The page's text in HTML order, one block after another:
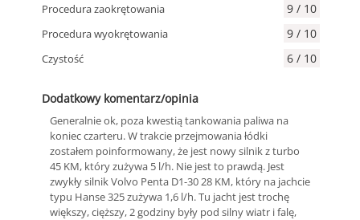
Procedura zaokrętowania
9 / 10
Procedura wyokrętowania 9 / 10
Czystość 6 / 10
Dodatkowy komentarz/opinia
Generalnie ok, poza kwestią tankowania paliwa na
koniec czarteru. W trakcie przejmowania łódki
zostałem poinformowany, że jest nowy silnik z turbo
45 KM, który zużywa 5 l/h. Nie jest to prawdą. Jest
zwykły silnik Volvo Penta D1-30 28 KM, który na jachcie
typu Hanse 325 zużywa 1,6 l/h. Tu jacht jest trochę
większy, cięższy, 2 godziny były pod silny wiatr i falę,